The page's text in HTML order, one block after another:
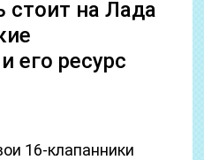
стоит на Лада
его ресурс
16-клапанники